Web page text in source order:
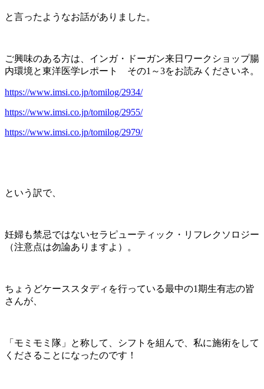
と言ったようなお話がありました。
ご興味のある方は、インガ・ドーガン来日ワークショップ腸
内環境と東洋医学レポート その1～3をお読みくださいネ。
https://www.imsi.co.jp/tomilog/2934/
https://www.imsi.co.jp/tomilog/2955/
https://www.imsi.co.jp/tomilog/2979/
という訳で、
妊婦も禁忌ではないセラピューティック・リフレクソロジー
（注意点は勿論ありますよ）。
ちょうどケーススタディを行っている最中の1期生有志の皆
さんが、
「モミモミ隊」と称して、シフトを組んで、私に施術をして
くださることになったのです！